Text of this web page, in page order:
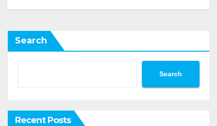
Search
Search
Recent Posts